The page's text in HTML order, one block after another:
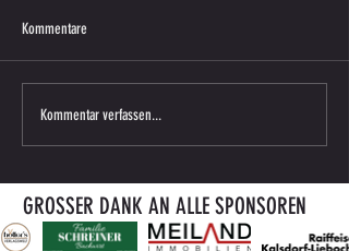
U18 Meisterschaftsspiel – 4. Runde
Kommentare
Kommentar verfassen...
GROSSER DANK AN ALLE SPONSOREN